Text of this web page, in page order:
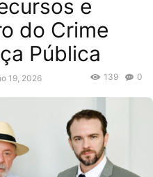
e
do Crime
Pública
19, 2026 0
139